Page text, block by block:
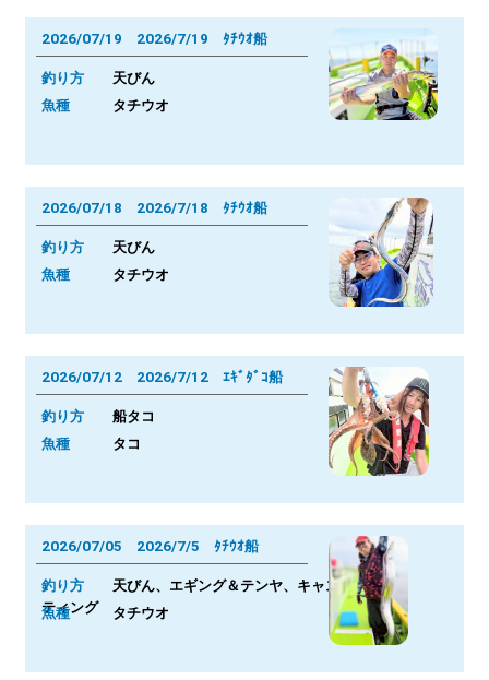
2026/07/19 2026/7/19 ﾀﾁｳｵ船
釣り方 天びん
魚種 タチウオ
2026/07/18 2026/7/18 ﾀﾁｳｵ船
釣り方 天びん
魚種 タチウオ
2026/07/12 2026/7/12 ｴｷﾞﾀﾞｺ船
釣り方 船タコ
魚種 タコ
2026/07/05 2026/7/5 ﾀﾁｳｵ船
釣り方 天びん、エギング＆テンヤ、キャス
ティング
魚種 タチウオ